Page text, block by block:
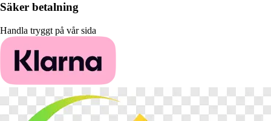
Säker betalning
Handla tryggt på vår sida